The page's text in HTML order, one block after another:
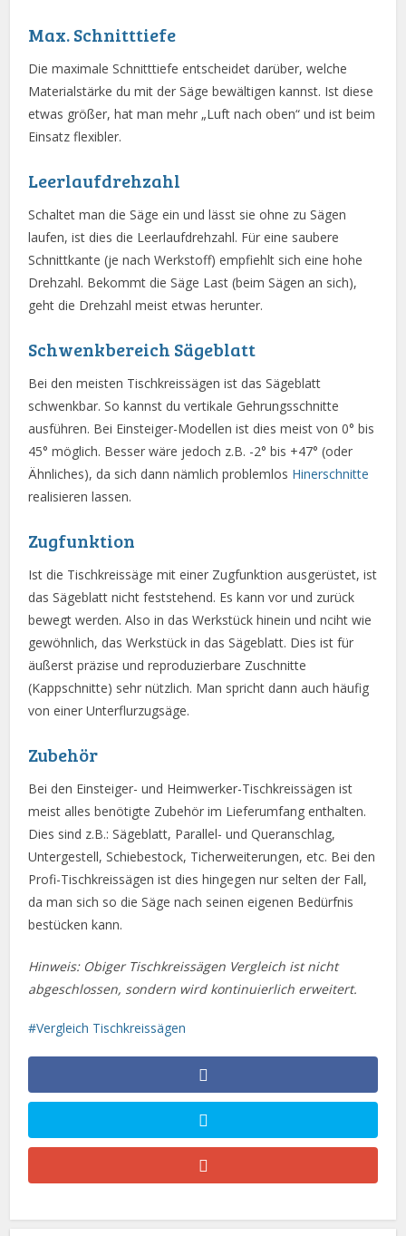
Max. Schnitttiefe
Die maximale Schnitttiefe entscheidet darüber, welche
Materialstärke du mit der Säge bewältigen kannst. Ist diese
etwas größer, hat man mehr „Luft nach oben“ und ist beim
Einsatz flexibler.
Leerlaufdrehzahl
Schaltet man die Säge ein und lässt sie ohne zu Sägen
laufen, ist dies die Leerlaufdrehzahl. Für eine saubere
Schnittkante (je nach Werkstoff) empfiehlt sich eine hohe
Drehzahl. Bekommt die Säge Last (beim Sägen an sich),
geht die Drehzahl meist etwas herunter.
Schwenkbereich Sägeblatt
Bei den meisten Tischkreissägen ist das Sägeblatt
schwenkbar. So kannst du vertikale Gehrungsschnitte
ausführen. Bei Einsteiger-Modellen ist dies meist von 0° bis
45° möglich. Besser wäre jedoch z.B. -2° bis +47° (oder
Ähnliches), da sich dann nämlich problemlos Hinerschnitte
realisieren lassen.
Zugfunktion
Ist die Tischkreissäge mit einer Zugfunktion ausgerüstet, ist
das Sägeblatt nicht feststehend. Es kann vor und zurück
bewegt werden. Also in das Werkstück hinein und nciht wie
gewöhnlich, das Werkstück in das Sägeblatt. Dies ist für
äußerst präzise und reproduzierbare Zuschnitte
(Kappschnitte) sehr nützlich. Man spricht dann auch häufig
von einer Unterflurzugsäge.
Zubehör
Bei den Einsteiger- und Heimwerker-Tischkreissägen ist
meist alles benötigte Zubehör im Lieferumfang enthalten.
Dies sind z.B.: Sägeblatt, Parallel- und Queranschlag,
Untergestell, Schiebestock, Ticherweiterungen, etc. Bei den
Profi-Tischkreissägen ist dies hingegen nur selten der Fall,
da man sich so die Säge nach seinen eigenen Bedürfnis
bestücken kann.
Hinweis: Obiger Tischkreissägen Vergleich ist nicht
abgeschlossen, sondern wird kontinuierlich erweitert.
Vergleich Tischkreissägen